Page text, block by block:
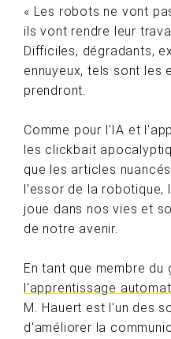
« Les robots ne vont
ils vont rendre leur
Difficiles, dégradants,
ennuyeux, tels sont les
prendront.
Comme pour l'IA et
les clickbait
que les articles
l'essor de la robotique,
joue dans nos vies et
de notre avenir.
En tant que membre du
l'apprentissage
M. Hauert est l'un des
d'améliorer la